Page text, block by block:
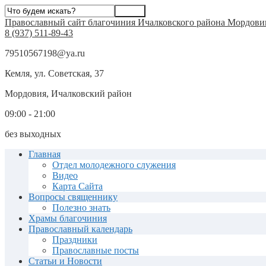
Православный сайт благочиния Ичалковского района
8 (937) 511-89-43
79510567198@ya.ru
Кемля, ул. Советская, 37
Мордовия, Ичалковский район
09:00 - 21:00
без выходных
Главная
Отдел молодежного служения
Видео
Карта Сайта
Вопросы священнику
Полезно знать
Храмы благочиния
Православный календарь
Праздники
Православные посты
Статьи и Новости